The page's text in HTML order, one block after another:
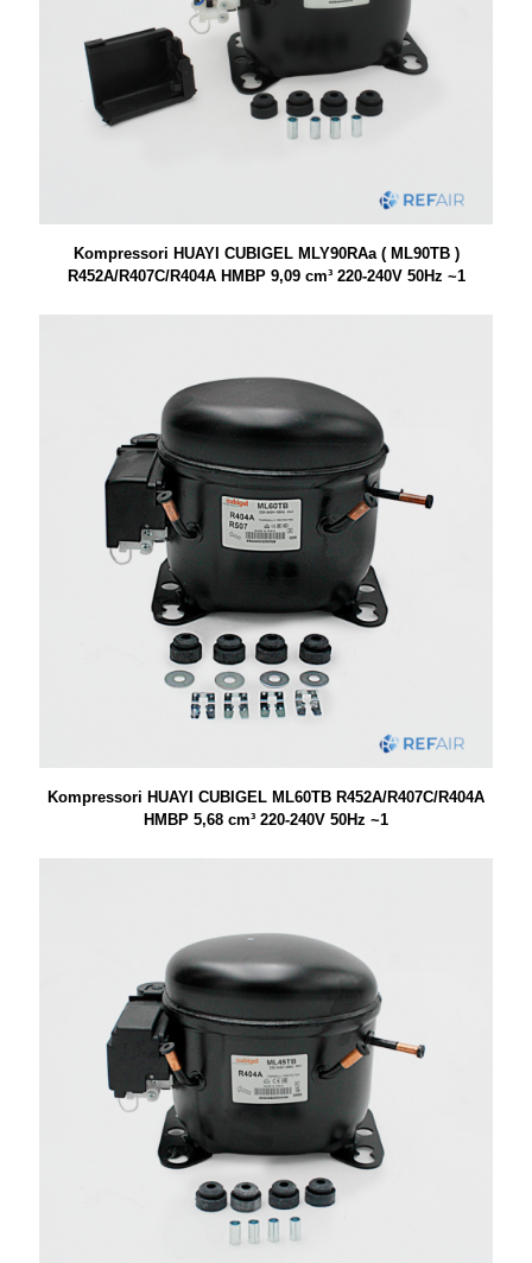
Kompressori HUAYI CUBIGEL MLY90RAa ( ML90TB )
R452A/R407C/R404A HMBP 9,09 cm³ 220-240V 50Hz ~1
Kompressori HUAYI CUBIGEL ML60TB R452A/R407C/R404A
HMBP 5,68 cm³ 220-240V 50Hz ~1